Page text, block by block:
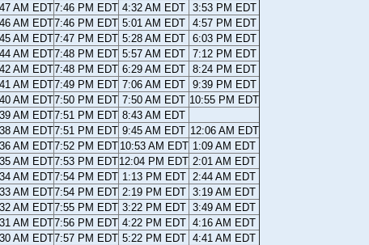
AM EDT7:46 PM EDT 4:32 AM EDT 3:53 PM EDT
AM EDT7:46 PM EDT 5:01 AM EDT 4:57 PM EDT
AM EDT7:47 PM EDT 5:28 AM EDT 6:03 PM EDT
AM EDT7:48 PM EDT 5:57 AM EDT 7:12 PM EDT
AM EDT7:48 PM EDT 6:29 AM EDT 8:24 PM EDT
AM EDT7:49 PM EDT 7:06 AM EDT 9:39 PM EDT
AM EDT7:50 PM EDT 7:50 AM EDT 10:55 PM EDT
AM EDT7:51 PM EDT 8:43 AM EDT
AM EDT7:51 PM EDT 9:45 AM EDT 12:06 AM EDT
AM EDT7:52 PM EDT 10:53 AM EDT 1:09 AM EDT
AM EDT7:53 PM EDT12:04 PM EDT 2:01 AM EDT
AM EDT7:54 PM EDT 1:13 PM EDT
2:44 AM EDT
AM EDT7:54 PM EDT 2:19 PM EDT 3:19 AM EDT
AM EDT7:55 PM EDT 3:22 PM EDT 3:49 AM EDT
AM EDT7:56 PM EDT 4:22 PM EDT 4:16 AM EDT
AM EDT7:57 PM EDT 5:22 PM EDT 4:41 AM EDT